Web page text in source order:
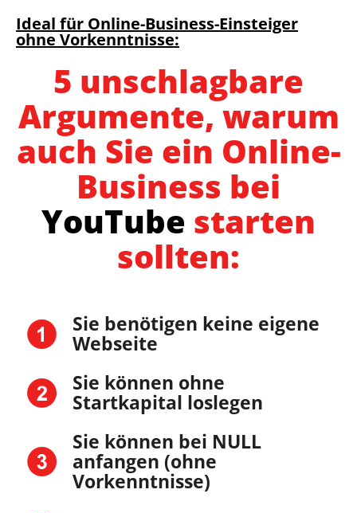
Ideal für Online-Business-Einsteiger
ohne Vorkenntnisse:
5 unschlagbare
Argumente, warum
auch Sie ein Online-
Business bei
YouTube starten
sollten:
Sie benötigen keine eigene
Webseite
Sie können ohne
Startkapital loslegen
Sie können bei NULL
anfangen (ohne
Vorkenntnisse)